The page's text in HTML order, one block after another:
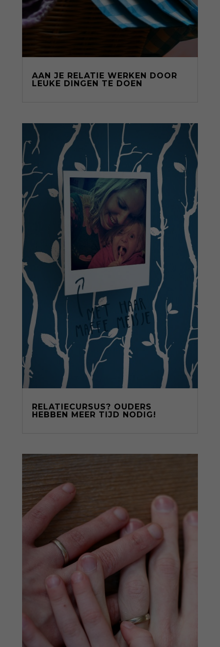
AAN JE RELATIE WERKEN DOOR
LEUKE DINGEN TE DOEN
RELATIECURSUS? OUDERS
HEBBEN MEER TIJD NODIG!